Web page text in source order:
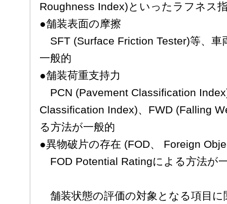
Roughness Index)といったラフネス
●舗装表面の摩擦
SFT (Surface Friction Tester)等、車
一般的
●舗装荷重支持力
PCN (Pavement Classification
Classification Index)、FWD (Falling
る方法が一般的
●異物破片の存在 (FOD、 Foreign
FOD Potential Ratingによる方法が
舗装状態の評価の対象となる項目に